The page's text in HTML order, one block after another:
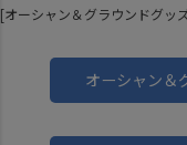
[オーシャン＆グラウンドグッ
オーシャン＆